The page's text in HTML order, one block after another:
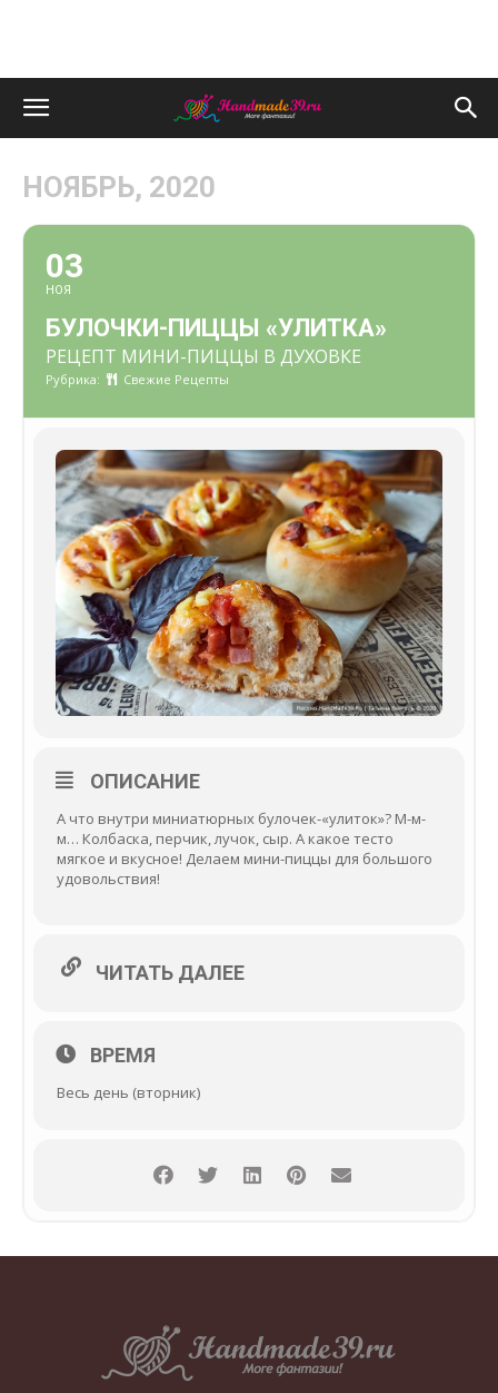
НОЯБРЬ, 2020
03
НОЯ
БУЛОЧКИ-ПИЦЦЫ «УЛИТКА»
РЕЦЕПТ МИНИ-ПИЦЦЫ В ДУХОВКЕ
Рубрика: Свежие Рецепты
ОПИСАНИЕ
А что внутри миниатюрных булочек-«улиток»? М-м-
м… Колбаска, перчик, лучок, сыр. А какое тесто
мягкое и вкусное! Делаем мини-пиццы для большого
удовольствия!
ЧИТАТЬ ДАЛЕЕ
ВРЕМЯ
Весь день (вторник)